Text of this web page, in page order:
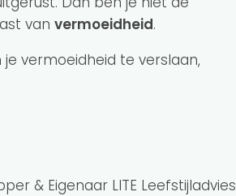
van vermoeidheid.
vermoeidheid te verslaan,
& Eigenaar LITE Leefstijladvies